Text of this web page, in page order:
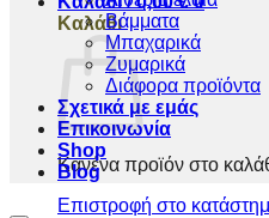
Καλάθι
Κανένα προϊόν στο
Επιστροφή στο
Βάμματα
Μπαχαρικά
Ζυμαρικά
Διάφορα προϊόντα
Σχετικά με εμάς
Επικοινωνία
Shop
Blog